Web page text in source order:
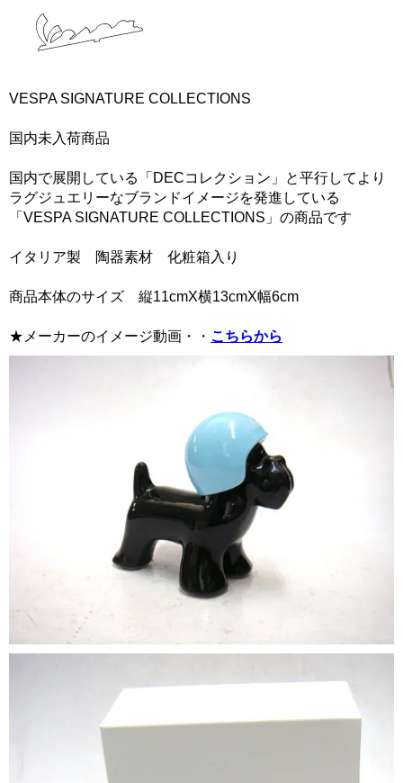
VESPA SIGNATURE COLLECTIONS
国内未入荷商品
国内で展開している「DECコレクション」と平行してより
ラグジュエリーなブランドイメージを発進している
「VESPA SIGNATURE COLLECTIONS」の商品です
イタリア製 陶器素材 化粧箱入り
商品本体のサイズ 縦11cmX横13cmX幅6cm
★メーカーのイメージ動画・・ こちらから